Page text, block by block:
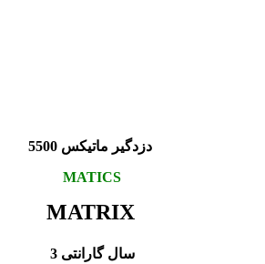
دزدگیر ماتیکس 5500
MATICS
MATRIX
3 سال گارانتی